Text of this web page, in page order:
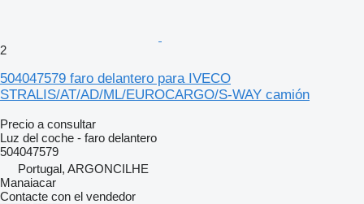
2
504047579 faro delantero para IVECO
STRALIS/AT/AD/ML/EUROCARGO/S-WAY camión
Precio a consultar
Luz del coche - faro delantero
504047579
Portugal, ARGONCILHE
Manaiacar
Contacte con el vendedor